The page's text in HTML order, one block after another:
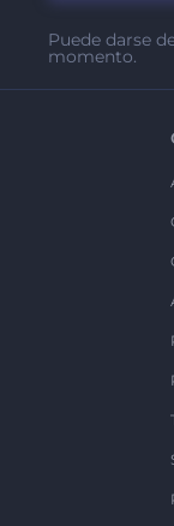
Puede darse
momento.